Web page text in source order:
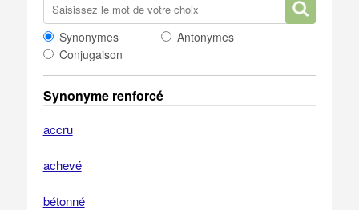
Synonymes
Antonymes
Conjugaison
Synonyme renforcé
accru
achevé
bétonné